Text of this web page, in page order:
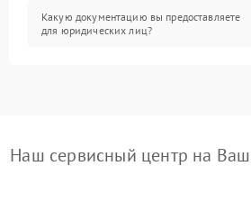
Какую документацию вы предоставляете
для юридических лиц?
Наш сервисный центр на